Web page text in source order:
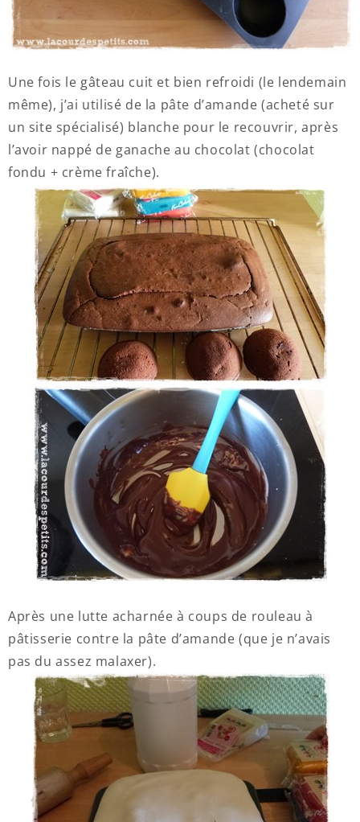
Une fois le gâteau cuit et bien refroidi (le lendemain
même), j’ai utilisé de la pâte d’amande (acheté sur
un site spécialisé) blanche pour le recouvrir, après
l’avoir nappé de ganache au chocolat (chocolat
fondu + crème fraîche).
Après une lutte acharnée à coups de rouleau à
pâtisserie contre la pâte d’amande (que je n’avais
pas du assez malaxer).